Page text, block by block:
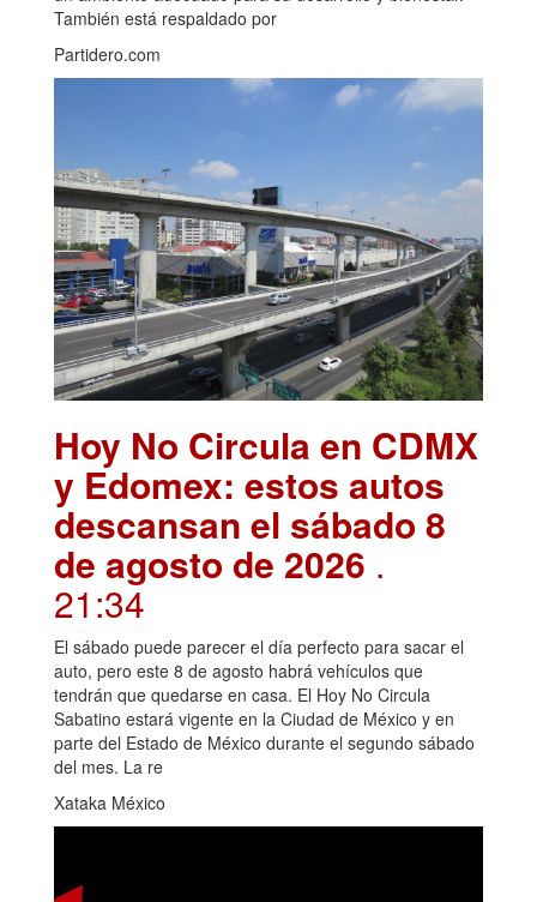
También está respaldado por
Partidero.com
Hoy No Circula en CDMX
y Edomex: estos autos
descansan el sábado 8
de agosto de 2026 .
21:34
El sábado puede parecer el día perfecto para sacar el
auto, pero este 8 de agosto habrá vehículos que
tendrán que quedarse en casa. El Hoy No Circula
Sabatino estará vigente en la Ciudad de México y en
parte del Estado de México durante el segundo sábado
del mes. La re
Xataka México